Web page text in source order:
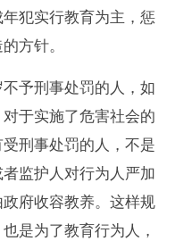
犯实行教育为主，惩
方针。
予刑事处罚的人，如
于实施了危害社会的
刑事处罚的人，不是
监护人对行为人严加
府收容教养。这样规
是为了教育行为人，